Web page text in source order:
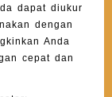
dapat diukur
dengan
Anda
cepat dan